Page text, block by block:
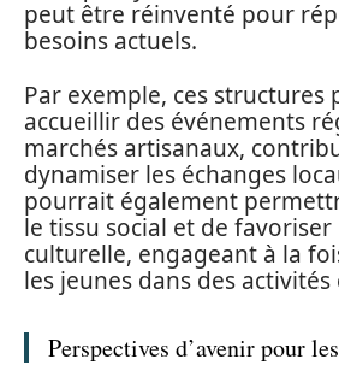
peut être réinventé pour
besoins actuels.
Par exemple, ces structures
accueillir des événements
marchés artisanaux,
dynamiser les échanges
pourrait également
le tissu social et de favoriser
culturelle, engageant à la
les jeunes dans des activités
Perspectives d’avenir pour